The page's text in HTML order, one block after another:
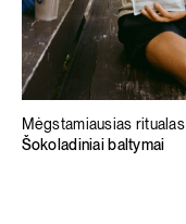
Mėgstamiausias ritualas
Šokoladiniai baltymai